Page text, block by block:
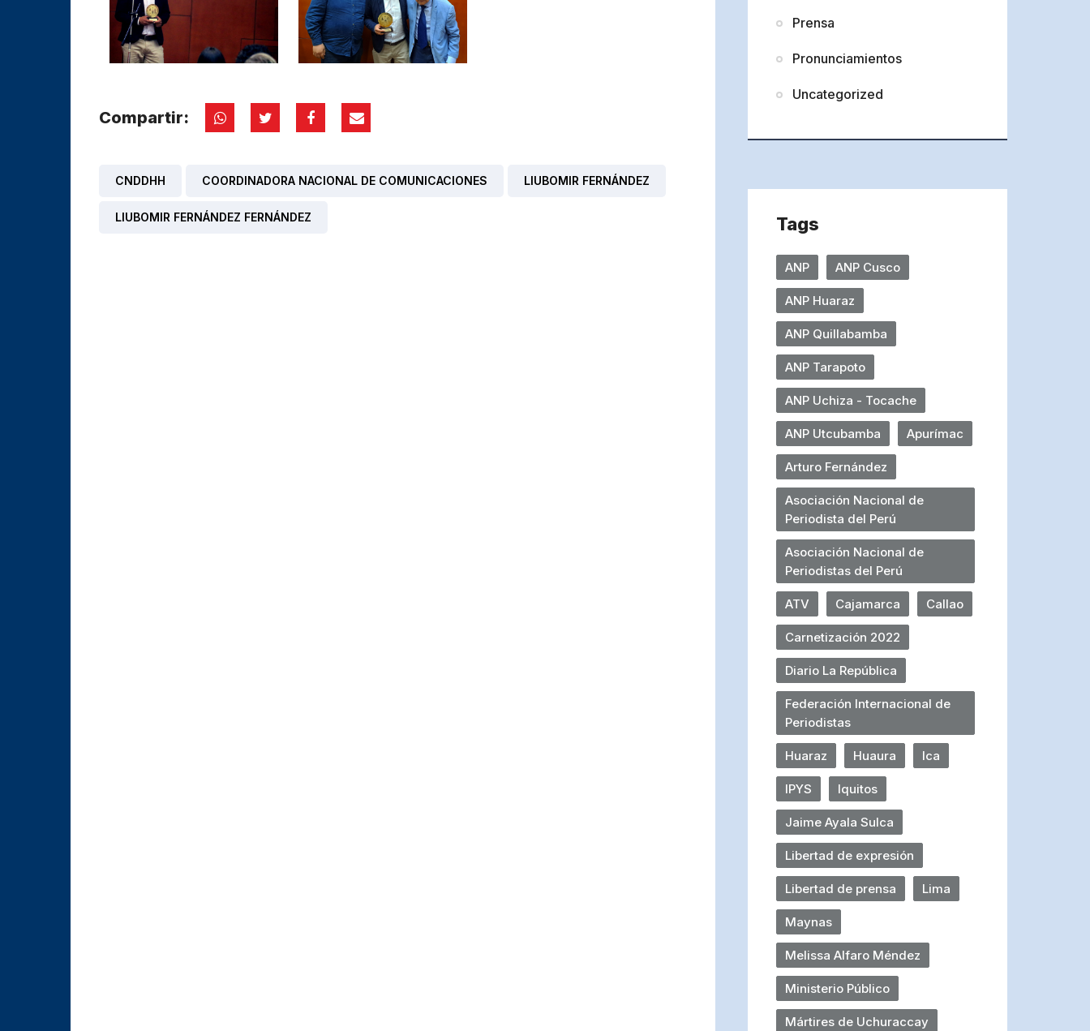
Compartir:
CNDDHH COORDINADORA NACIONAL DE COMUNICACIONES LIUBOMIR FERNÁNDEZ
LIUBOMIR FERNÁNDEZ FERNÁNDEZ
Prensa
Pronunciamientos
Uncategorized
Tags
ANP ANP Cusco
ANP Huaraz
ANP Quillabamba
ANP Tarapoto
ANP Uchiza - Tocache
ANP Utcubamba Apurímac
Arturo Fernández
Asociación Nacional de
Periodista del Perú
Asociación Nacional de
Periodistas del Perú
ATV Cajamarca Callao
Carnetización 2022
Diario La República
Federación Internacional de
Periodistas
Huaraz Huaura Ica
IPYS Iquitos
Jaime Ayala Sulca
Libertad de expresión
Libertad de prensa Lima
Maynas
Melissa Alfaro Méndez
Ministerio Público
Mártires de Uchuraccay